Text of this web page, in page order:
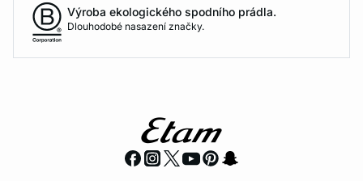
Výroba ekologického spodního prádla.
Dlouhodobé nasazení značky.